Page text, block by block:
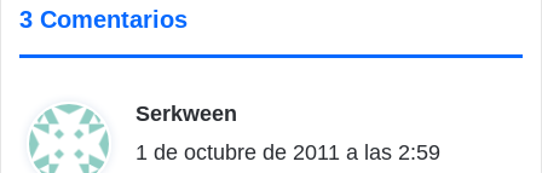
3 Comentarios
Serkween
i
1 de octubre de 2011 a las 2:59